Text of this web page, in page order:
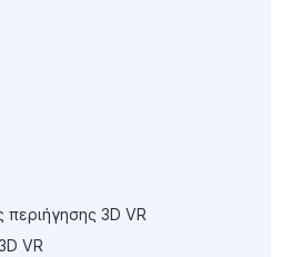
περιήγησης 3D VR
VR